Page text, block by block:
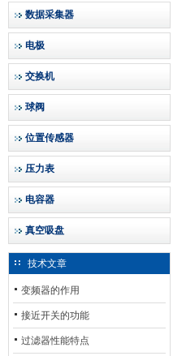
数据采集器
电极
交换机
球阀
位置传感器
压力表
电容器
真空吸盘
技术文章
变频器的作用
接近开关的功能
过滤器性能特点